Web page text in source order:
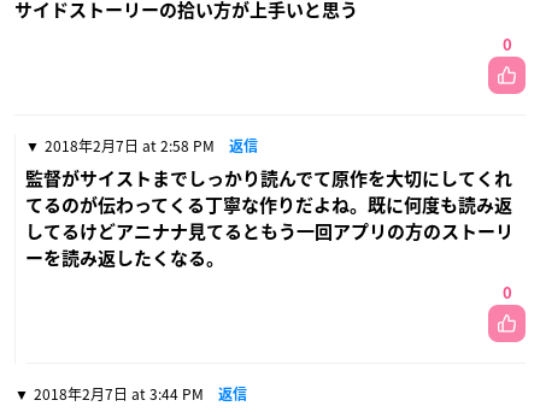
サイドストーリーの拾い方が上手いと思う
0
2018年2月7日 at 2:58 PM 返信
監督がサイストまでしっかり読んでて原作を大切にしてくれ
てるのが伝わってくる丁寧な作りだよね。既に何度も読み返
してるけどアニナナ見てるともう一回アプリの方のストーリ
ーを読み返したくなる。
0
2018年2月7日 at 3:44 PM 返信